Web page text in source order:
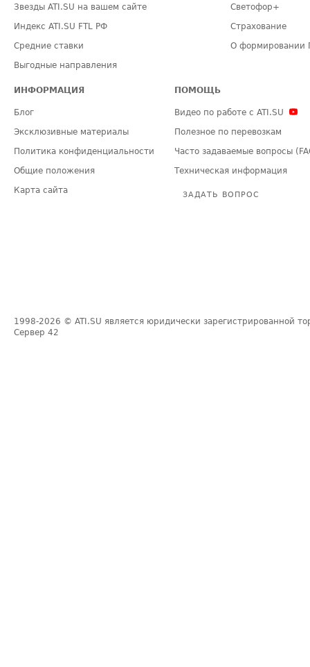
Звезды ATI.SU на вашем сайте
Индекс ATI.SU FTL РФ
Средние ставки
Выгодные направления
Светофор+
Страхование
О формировании
ИНФОРМАЦИЯ
Блог
Эксклюзивные материалы
Политика конфиденциальности
Общие положения
Карта сайта
ПОМОЩЬ
Видео по работе с ATI.SU
Полезное по перевозкам
Часто задаваемые вопросы
Техническая информация
ЗАДАТЬ ВОПРОС
1998-2026 © ATI.SU является юридически зарегистрированной
Сервер 42